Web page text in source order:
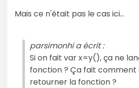
Mais ce n'était pas le cas ici...
parsimonhi a écrit :
Si on fait var x=y(), ça ne
fonction ? Ça fait comment
retourner la fonction ?